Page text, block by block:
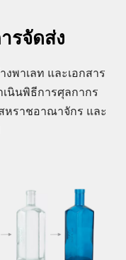
รจัดส่ง
พาเลท และเอกสาร
นินพิธีการศุลกากร
หราชอาณาจักร และ